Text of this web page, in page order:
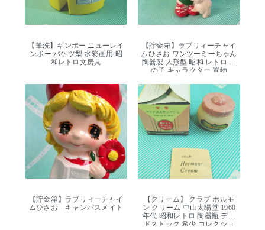
【筆洗】ギンポー ニューレイ
ンボー バケツ型 水彩画用 昭
和レトロ文房具
【貯金箱】ラブリィーチャイ
ムひさお ワンツーミーちゃん
陶器製 人形型 昭和 レトロ 女
の子 キャラクター 置物
【貯金箱】ラブリィーチャイ
ムひさお キャンパスメイト
【クリーム】 クラブ ホルモ
ン クリーム 中山太陽堂 1960
年代 昭和レトロ 陶器瓶 デッ
ドストック 希少 コレクショ